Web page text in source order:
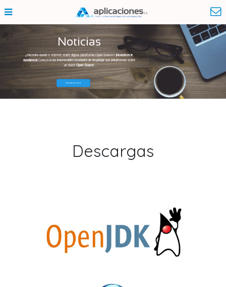
Noticias
¿Necesita ayuda o soporte sobre alguna plataforma Open Source?¡Nosotros le
ayudamos! Conozca las innumerables bondades de desplegar sus plataformas sobre
un stackOpen Source
Contáctenos
Descargas